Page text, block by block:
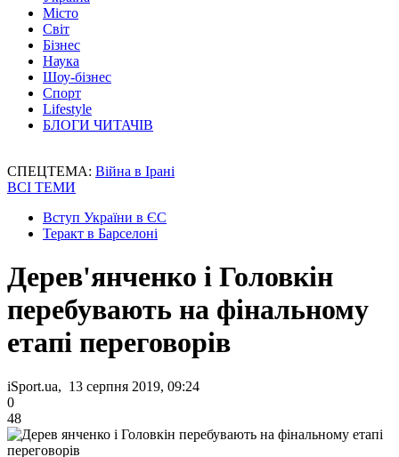
Місто
Світ
Бізнес
Наука
Шоу-бізнес
Спорт
Lifestyle
БЛОГИ ЧИТАЧІВ
СПЕЦТЕМА: Війна в Ірані
ВСІ ТЕМИ
Вступ України в ЄС
Теракт в Барселоні
Дерев'янченко і Головкін
перебувають на фінальному
етапі переговорів
iSport.ua, 13 серпня 2019, 09:24
0
48